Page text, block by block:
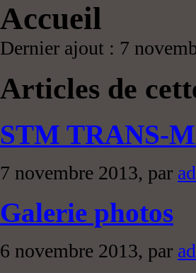
Accueil
Dernier ajout : 7
Articles de
STM TRANS-
7 novembre 2013, par
Galerie photos
6 novembre 2013, par